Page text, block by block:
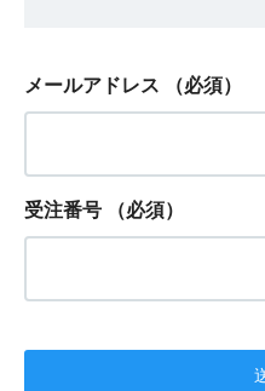
メールアドレス （必須）
受注番号 （必須）